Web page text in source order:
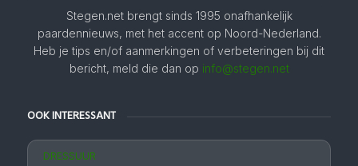
Stegen.net brengt sinds 1995 onafhankelijk
paardennieuws, met het accent op Noord-Nederland.
Heb je tips en/of aanmerkingen of verbeteringen bij dit
bericht, meld die dan op info@stegen.net
OOK INTERESSANT
DRESSUUR